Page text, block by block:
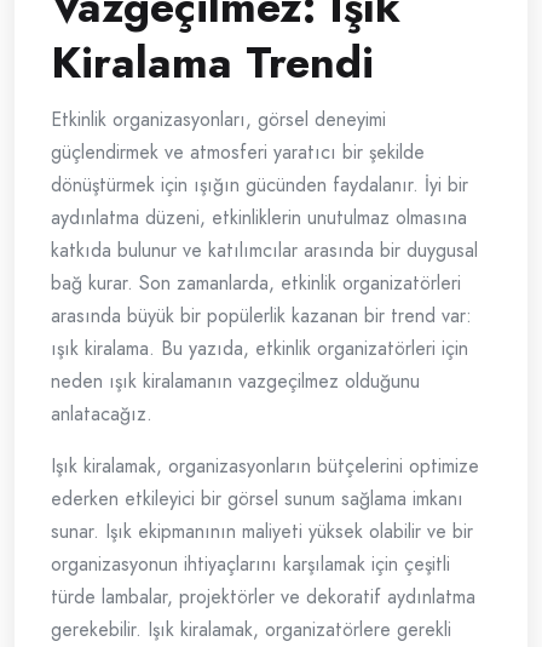
Kiralama Trendi
Etkinlik organizasyonları, görsel deneyimi
güçlendirmek ve atmosferi yaratıcı bir şekilde
dönüştürmek için ışığın gücünden faydalanır. İyi bir
aydınlatma düzeni, etkinliklerin unutulmaz olmasına
katkıda bulunur ve katılımcılar arasında bir duygusal
bağ kurar. Son zamanlarda, etkinlik organizatörleri
arasında büyük bir popülerlik kazanan bir trend var:
ışık kiralama. Bu yazıda, etkinlik organizatörleri için
neden ışık kiralamanın vazgeçilmez olduğunu
anlatacağız.
Işık kiralamak, organizasyonların bütçelerini optimize
ederken etkileyici bir görsel sunum sağlama imkanı
sunar. Işık ekipmanının maliyeti yüksek olabilir ve bir
organizasyonun ihtiyaçlarını karşılamak için çeşitli
türde lambalar, projektörler ve dekoratif aydınlatma
gerekebilir. Işık kiralamak, organizatörlere gerekli